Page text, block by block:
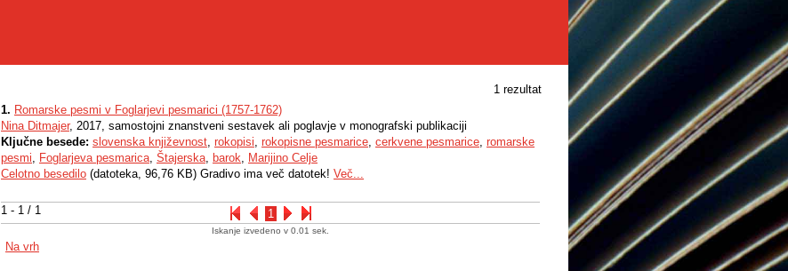
1 rezultat
1 - 1 / 1 1
1. Romarske pesmi v Foglarjevi pesmarici (1757-1762)
Nina Ditmajer, 2017, samostojni znanstveni sestavek ali poglavje v monografski publikaciji
Ključne besede: slovenska književnost, rokopisi, rokopisne pesmarice, cerkvene pesmarice, romarske
pesmi, Foglarjeva pesmarica, Štajerska, barok, Marijino Celje
Celotno besedilo (datoteka, 96,76 KB) Gradivo ima več datotek! Več...
Iskanje izvedeno v 0.01 sek.
Na vrh